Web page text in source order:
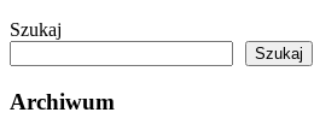
Szukaj
Szukaj
Archiwum